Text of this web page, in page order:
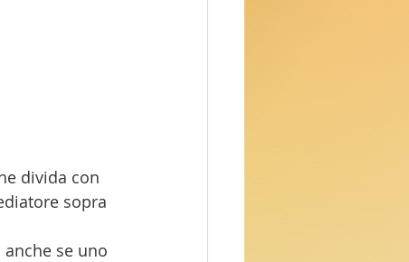
divida con
sopra
se uno